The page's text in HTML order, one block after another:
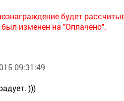
будет
был изменен на "Оплачено".
09:31:49
)))